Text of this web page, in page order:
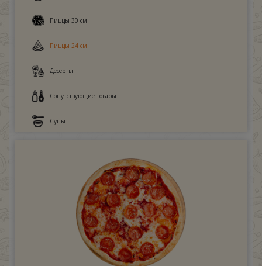
Пиццы 30 см
Пиццы 24 см
Десерты
Сопутствующие товары
Супы